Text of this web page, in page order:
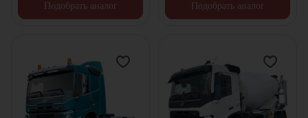
Подобрать аналог
Подобрать аналог